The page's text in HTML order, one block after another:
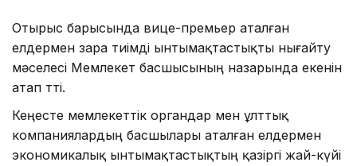
Отырыс барысында вице-премьер аталған
елдермен өзара тиімді ынтымақтастықты нығайту
мәселесі Мемлекет басшысының назарында екенін
атап өтті.
Кеңесте мемлекеттік органдар мен ұлттық
компаниялардың басшылары аталған елдермен
экономикалық ынтымақтастықтың қазіргі жай-күйі